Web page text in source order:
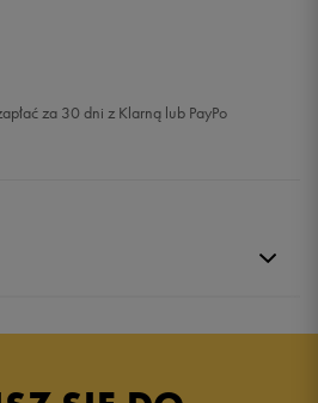
za 30 dni z Klarną lub PayPo